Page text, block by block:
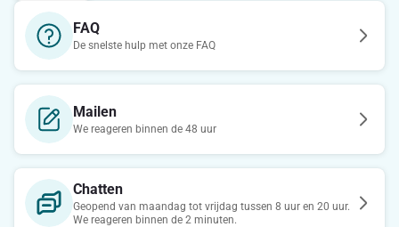
FAQ
De snelste hulp met onze FAQ
Mailen
We reageren binnen de 48 uur
Chatten
Geopend van maandag tot vrijdag tussen 8 uur en 20 uur.
We reageren binnen de 2 minuten.